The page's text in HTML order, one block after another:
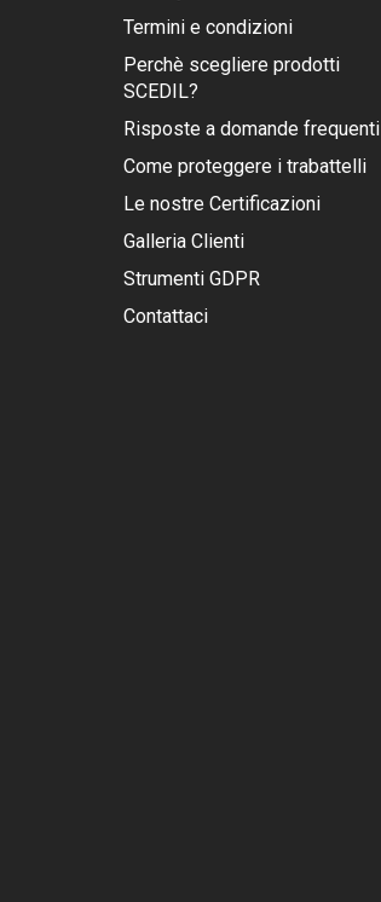
Termini e condizioni
Perchè scegliere prodotti
SCEDIL?
Risposte a domande frequenti
Come proteggere i trabattelli
Le nostre Certificazioni
Galleria Clienti
Strumenti GDPR
Contattaci